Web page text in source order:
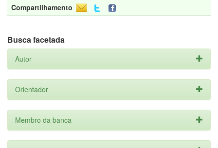
Compartilhamento
Busca facetada
Autor
Orientador
Membro da banca